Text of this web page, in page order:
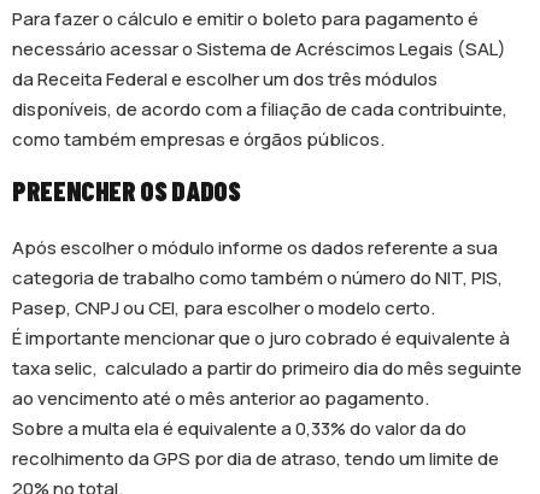
Para fazer o cálculo e emitir o boleto para pagamento é
necessário acessar o Sistema de Acréscimos Legais (SAL)
da Receita Federal e escolher um dos três módulos
disponíveis, de acordo com a filiação de cada contribuinte,
como também empresas e órgãos públicos.
PREENCHER OS DADOS
Após escolher o módulo informe os dados referente a sua
categoria de trabalho como também o número do NIT, PIS,
Pasep, CNPJ ou CEI, para escolher o modelo certo.
É importante mencionar que o juro cobrado é equivalente à
taxa selic, calculado a partir do primeiro dia do mês seguinte
ao vencimento até o mês anterior ao pagamento.
Sobre a multa ela é equivalente a 0,33% do valor da do
recolhimento da GPS por dia de atraso, tendo um limite de
20% no total.